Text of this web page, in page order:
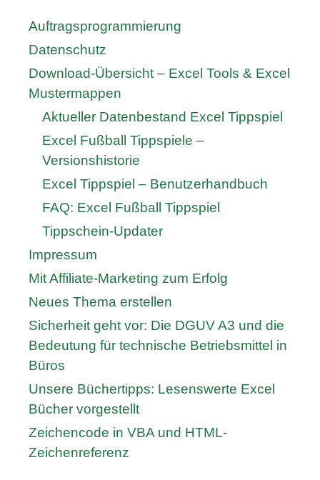
Auftragsprogrammierung
Datenschutz
Download-Übersicht – Excel Tools & Excel
Mustermappen
Aktueller Datenbestand Excel Tippspiel
Excel Fußball Tippspiele –
Versionshistorie
Excel Tippspiel – Benutzerhandbuch
FAQ: Excel Fußball Tippspiel
Tippschein-Updater
Impressum
Mit Affiliate-Marketing zum Erfolg
Neues Thema erstellen
Sicherheit geht vor: Die DGUV A3 und die
Bedeutung für technische Betriebsmittel in
Büros
Unsere Büchertipps: Lesenswerte Excel
Bücher vorgestellt
Zeichencode in VBA und HTML-
Zeichenreferenz